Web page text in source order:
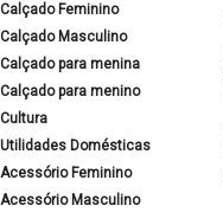
Calçado Feminino
Calçado Masculino
Calçado para menina
Calçado para menino
Cultura
Utilidades Domésticas
Acessório Feminino
Acessório Masculino